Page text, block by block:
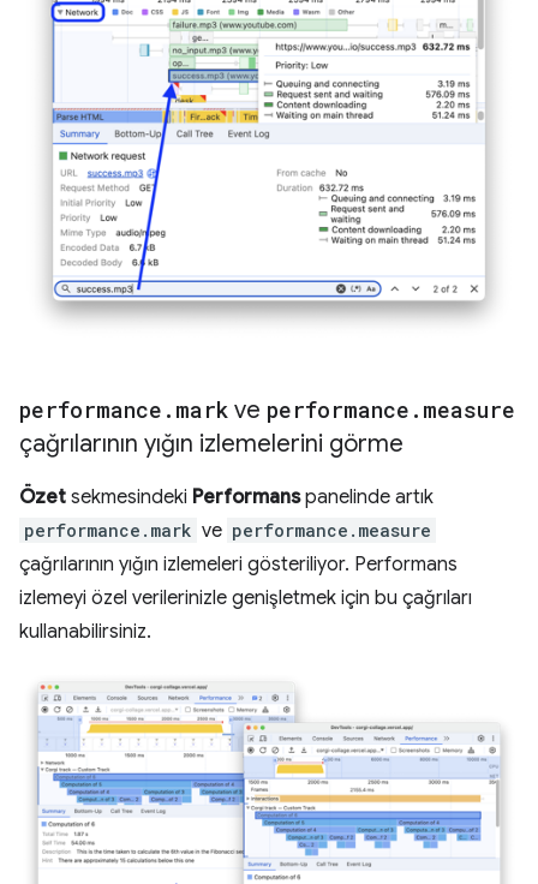
performance . mark ve performance . measure
çağrılarının yığın izlemelerini görme
Özet sekmesindeki Performanspanelinde artık
performance.mark ve performance.measure
çağrılarının yığın izlemeleri gösteriliyor. Performans
izlemeyi özel verilerinizle genişletmek için bu çağrıları
kullanabilirsiniz.